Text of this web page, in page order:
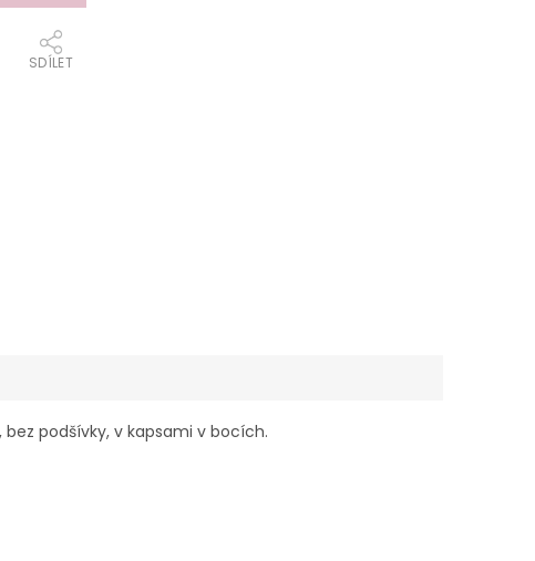
SDÍLET
podšívky, v kapsami v bocích.